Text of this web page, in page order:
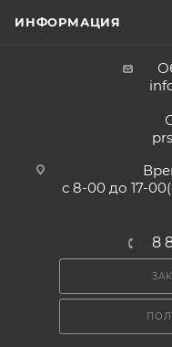
ИНФОРМАЦИЯ
с 8-00 до 17-
8